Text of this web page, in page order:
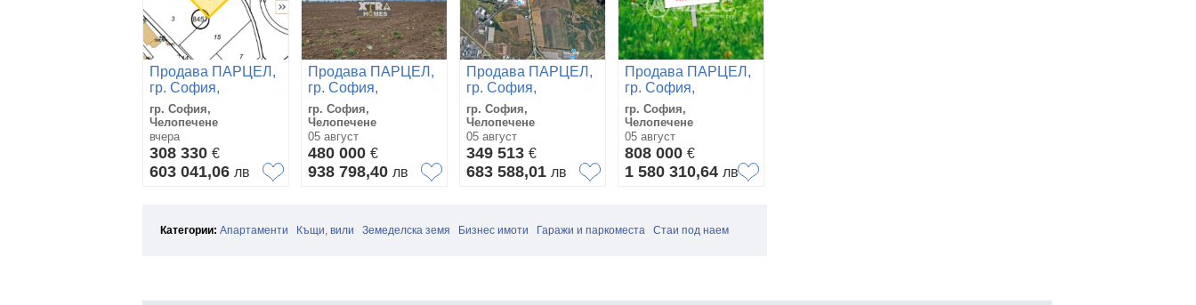
Продава ПАРЦЕЛ,
гр. София,
Челопечене
гр. София,
Челопечене
вчера
308 330 €
603 041,06 лв
Продава ПАРЦЕЛ,
гр. София,
Челопечене
гр. София,
Челопечене
05 август
480 000 €
938 798,40 лв
Продава ПАРЦЕЛ,
гр. София,
Челопечене
гр. София,
Челопечене
05 август
349 513 €
683 588,01 лв
Продава ПАРЦЕЛ,
гр. София,
Челопечене
гр. София,
Челопечене
05 август
808 000 €
1 580 310,64 лв
Категории: Апартаменти Къщи, вили Земеделска земя Бизнес имоти Гаражи и паркоместа Стаи под наем